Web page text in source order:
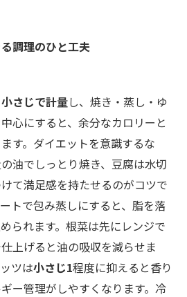
調理のひと工夫
さじで計量し、焼き・蒸し・ゆ
心にすると、余分なカロリーと
す。ダイエットを意識するな
油でしっとり焼き、豆腐は水切
て満足感を持たせるのがコツで
トで包み蒸しにすると、脂を落
られます。根菜は先にレンジで
上げると油の吸収を減らせま
ツは小さじ1程度に抑えると香り
ー管理がしやすくなります。冷